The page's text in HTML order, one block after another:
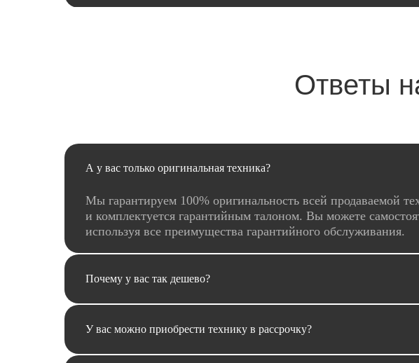
Ответы
А у вас только оригинальная техника?
Мы гарантируем 100% оригинальность всей продаваемой
и комплектуется гарантийным талоном. Вы можете
используя все преимущества гарантийного обслуживания.
Почему у вас так дешево?
У вас можно приобрести технику в рассрочку?